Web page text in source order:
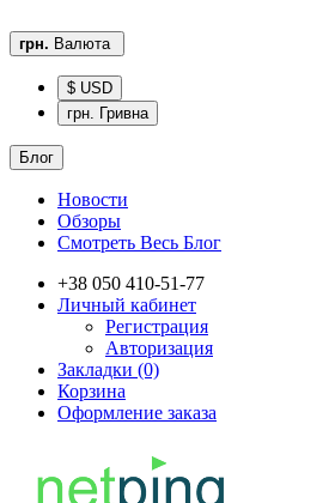
грн. Валюта
$ USD
грн. Гривна
Блог
Новости
Обзоры
Смотреть Весь Блог
+38 050 410-51-77
Личный кабинет
Регистрация
Авторизация
Закладки (0)
Корзина
Оформление заказа